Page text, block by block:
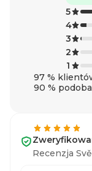
5
4
3
2
1
97 %
90 %
Recenzja